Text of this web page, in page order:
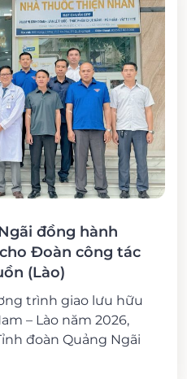
đồng hành
Đoàn công tác
(Lào)
trình giao lưu hữu
– Lào năm 2026,
đoàn Quảng Ngãi